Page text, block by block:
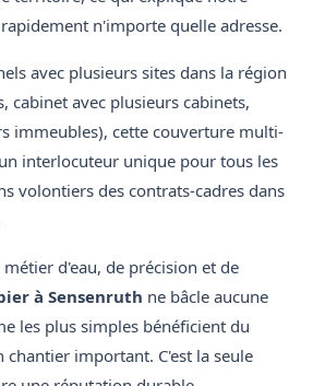
n'importe quelle adresse.
avec plusieurs sites dans la région
cabinet avec plusieurs cabinets,
immeubles), cette couverture multi-
interlocuteur unique pour tous les
volontiers des contrats-cadres dans
d'eau, de précision et de
à Sensenruth ne bâcle aucune
les plus simples bénéficient du
chantier important. C'est la seule